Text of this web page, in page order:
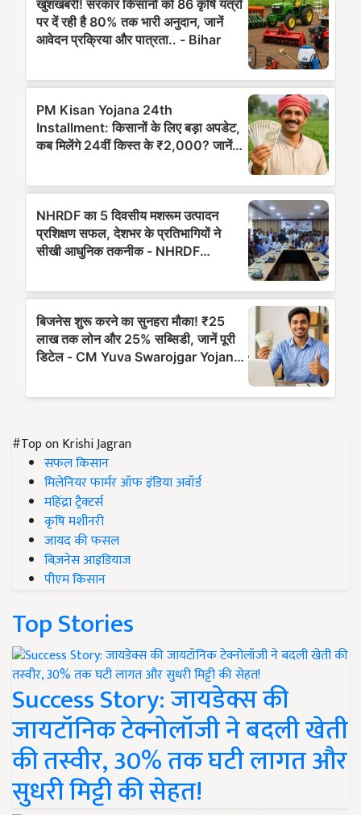
#Top on Krishi Jagran
सफल किसान
मिलेनियर फार्मर ऑफ इंडिया अवॉर्ड
महिंद्रा ट्रैक्टर्स
कृषि मशीनरी
जायद की फसल
बिज़नेस आइडियाज
पीएम किसान
Top Stories
Success Story: जायडेक्स की
जायटॉनिक टेक्नोलॉजी ने बदली खेती
की तस्वीर, 30% तक घटी लागत और
सुधरी मिट्टी की सेहत!